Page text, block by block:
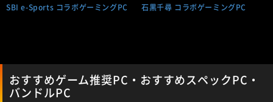
SBI e-Sports コラボゲーミングPC 石黒千尋 コラボゲーミングPC
おすすめゲーム推奨PC・おすすめスペックPC・
バンドルPC